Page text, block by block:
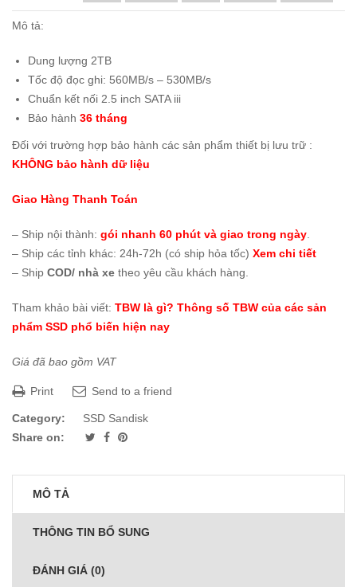
Mô tả:
Dung lượng 2TB
Tốc độ đọc ghi: 560MB/s – 530MB/s
Chuẩn kết nối 2.5 inch SATA iii
Bảo hành 36 tháng
Đối với trường hợp bảo hành các sản phẩm thiết bị lưu trữ :
KHÔNG bảo hành dữ liệu
Giao Hàng Thanh Toán
– Ship nội thành: gói nhanh 60 phút và giao trong ngày
– Ship các tỉnh khác: 24h-72h (có ship hỏa tốc) Xem chi tiết
– Ship COD/ nhà xe theo yêu cầu khách hàng.
Tham khảo bài viết: TBW là gì? Thông số TBW của các sản
phẩm SSD phổ biến hiện nay
Giá đã bao gồm VAT
Print Send to a friend
Category:
SSD Sandisk
Share on:
MÔ TẢ
THÔNG TIN BỔ SUNG
ĐÁNH GIÁ (0)